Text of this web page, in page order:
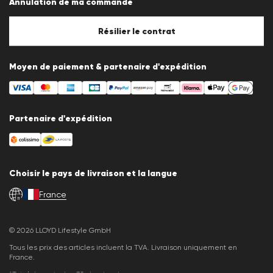
Mentions légales
Politique en matière de cookies
Paramètres des cookiesRésilier le contrat
Moyen de paiement & partenaire d'expédition
Partenaire d'expédition
Choisir le pays de livraison et la langue
fr France
© 2026 LLOYD Lifestyle GmbH
Tous les prix des articles incluent la TVA. Livraison uniquement en
France.